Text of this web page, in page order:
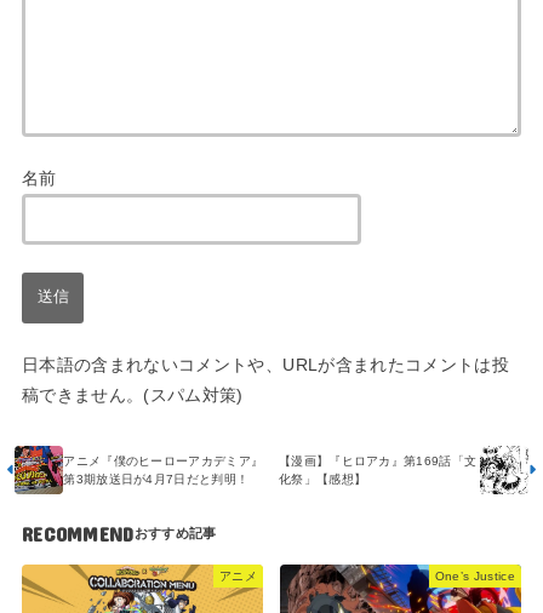
名前
日本語の含まれないコメントや、URLが含まれたコメントは投
稿できません。(スパム対策)
【漫画】『ヒロアカ』第169話「文
化祭」【感想】
アニメ『僕のヒーローアカデミア』
第3期放送日が4月7日だと判明！
RECOMMEND
アニメ One’s Justice